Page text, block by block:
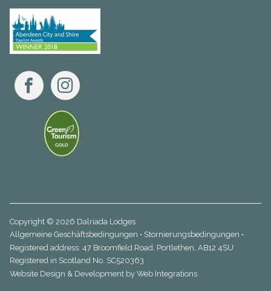
FacebookInstagram
Copyright © 2026 Dalriada Lodges
Allgemeine Geschäftsbedingungen • Stornierungsbedingungen •
Registered address: 47 Broomfield Road, Portlethen, AB12 4SU
Registered in Scotland No. SC520363
Website Design & Development by Web Integrations